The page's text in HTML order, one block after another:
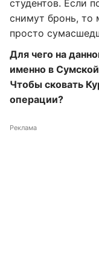
студентов. Если
снимут бронь, то
просто
Для чего на
именно в
Чтобы сковать
операции?
Реклама